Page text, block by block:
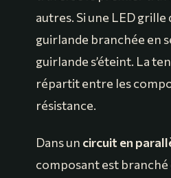
autres. Si une LED grille
guirlande branchée en
guirlande s’éteint. La
répartit entre les
résistance.
Dans un circuit en
composant est